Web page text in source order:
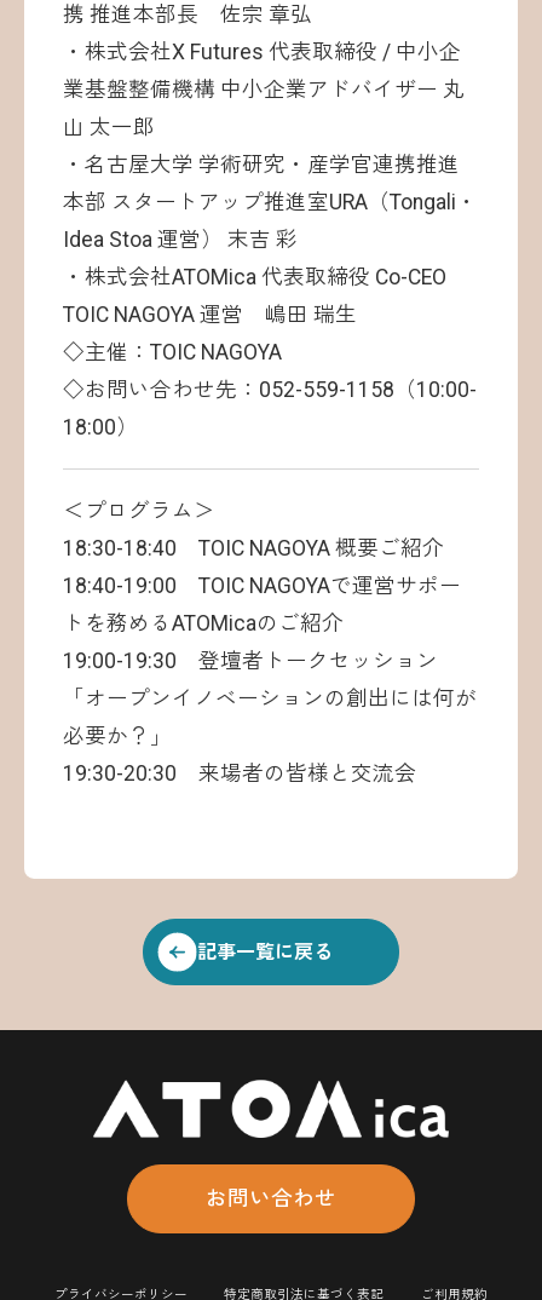
携 推進本部長 佐宗 章弘
・株式会社X Futures 代表取締役 / 中小企
業基盤整備機構 中小企業アドバイザー 丸
山 太一郎
・名古屋大学 学術研究・産学官連携推進
本部 スタートアップ推進室URA（Tongali・
Idea Stoa 運営） 末吉 彩
・株式会社ATOMica 代表取締役 Co-CEO
TOIC NAGOYA 運営 嶋田 瑞生
◇主催：TOIC NAGOYA
◇お問い合わせ先：052-559-1158（10:00-
18:00）
＜プログラム＞
18:30-18:40 TOIC NAGOYA 概要ご紹介
18:40-19:00 TOIC NAGOYAで運営サポー
トを務めるATOMicaのご紹介
19:00-19:30 登壇者トークセッション
「オープンイノベーションの創出には何が
必要か？」
19:30-20:30 来場者の皆様と交流会
記事一覧に戻る
お問い合わせ
プライバシーポリシー 特定商取引法に基づく表記 ご利用規約